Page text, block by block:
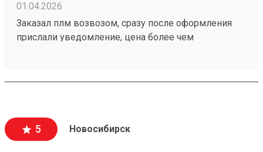
01.04.2026
Заказал плм возвозом, сразу после оформления
прислали уведомление, цена более чем
5 Новосибирск